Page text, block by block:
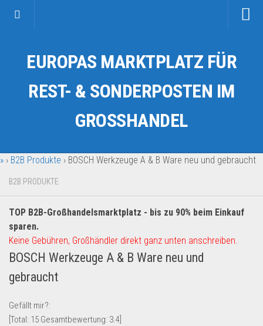
Kategorien
Auto & Motorrad
Fahrzeuge & Transport
Garten & Werkzeug
Geschäft, Büro & Schreibwaren
Geschenkartikel
Handy und Smartphone
Kosmetik & Pflege
Lebensmittel & Getränke
Münzen
EUROPAS MARKTPLATZ FÜR
REST- & SONDERPOSTEN IM
GROSSHANDEL
» › B2B Produkte › BOSCH Werkzeuge A & B Ware neu und gebraucht
B2B PRODUKTE
TOP B2B-Großhandelsmarktplatz - bis zu 90% beim Einkauf
sparen.
Keine Gebühren, Großhändler direkt ganz unten anschreiben.
BOSCH Werkzeuge A & B Ware neu und
gebraucht
Gefällt mir?:
[Total: 15 Gesamtbewertung: 3.4